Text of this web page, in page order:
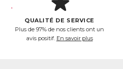
QUALITÉ DE SERVICE
Plus de 97% de nos clients ont un
avis positif. En savoir plus